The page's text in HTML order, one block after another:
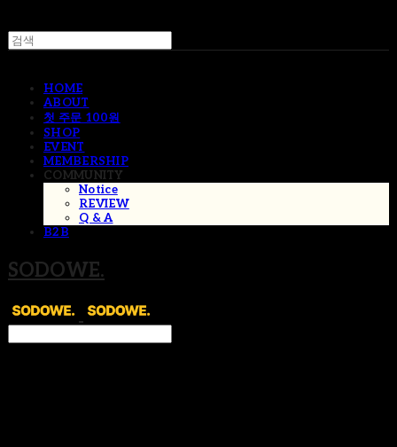
HOME
ABOUT
첫 주문 100원
SHOP
EVENT
MEMBERSHIP
COMMUNITY
Notice
REVIEW
Q & A
B2B
SODOWE.